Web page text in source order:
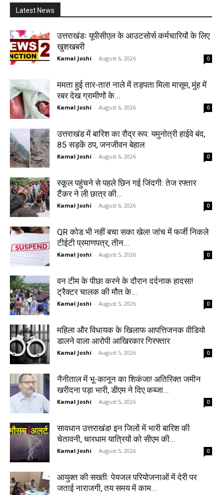
Latest News
उत्तराखंडः यूपीसीएल के आउटसोर्स कर्मचारियों के लिए
खुशखबरी
Kamal Joshi - August 6, 2026 0
ममता हुई तार-तार! नाले में तड़पता मिला मासूम, मुंह में
रबर देख ग्रामीणों के...
Kamal Joshi - August 6, 2026 0
उत्तराखंड में बारिश का रौद्र रूप: यमुनोत्री हाईवे बंद,
85 सड़कें ठप, जनजीवन बेहाल
Kamal Joshi - August 6, 2026 0
स्कूल पहुंचने से पहले छिन गई जिंदगी: तेज रफ्तार
टैंकर ने ली छात्र की...
Kamal Joshi - August 6, 2026 0
QR कोड भी नहीं बचा सका खेल! जांच में फर्जी निकले
टीईटी प्रमाणपत्र, तीन...
Kamal Joshi - August 5, 2026 0
वन टीम के पीछा करने के दौरान दर्दनाक हादसा!
ट्रैक्टर चालक की मौत के...
Kamal Joshi - August 5, 2026 0
महिला और विधायक के खिलाफ आपत्तिजनक वीडियो
डालने वाला आरोपी आखिरकार गिरफ्तार
Kamal Joshi - August 5, 2026 0
नैनीताल में भू-कानून का शिकंजा! अतिरिक्त जमीन
खरीदना पड़ा भारी, डीएम ने दिए कब्जा...
Kamal Joshi - August 5, 2026 0
सावधान उत्तराखंड! इन जिलों में भारी बारिश की
चेतावनी, चारधाम यात्रियों को सीएम की...
Kamal Joshi - August 5, 2026 0
आयुक्त की सख्ती: पेयजल परियोजनाओं में देरी पर
जताई नाराजगी, तय समय में काम...